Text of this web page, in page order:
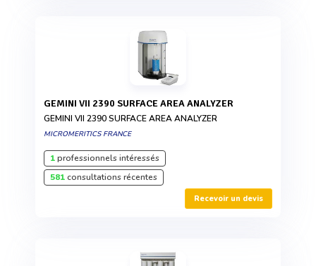
GEMINI VII 2390 SURFACE AREA ANALYZER
GEMINI VII 2390 SURFACE AREA ANALYZER
MICROMERITICS FRANCE
1professionnels intéressés
581consultations récentes
Recevoir un devis